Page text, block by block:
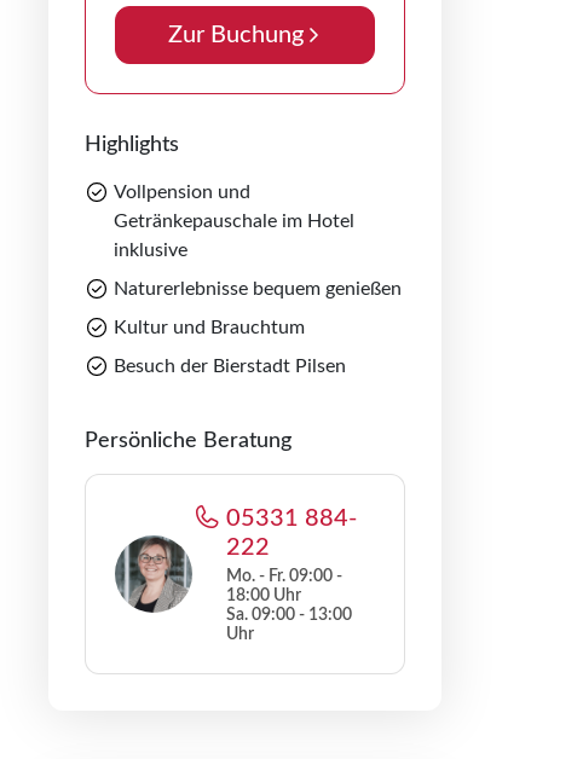
Zur Buchung
Highlights
Vollpension und
Getränkepauschale im Hotel
inklusive
Naturerlebnisse bequem genießen
Kultur und Brauchtum
Besuch der Bierstadt Pilsen
Persönliche Beratung
05331 884-
222
Mo. - Fr. 09:00 -
18:00 Uhr
Sa. 09:00 - 13:00
Uhr